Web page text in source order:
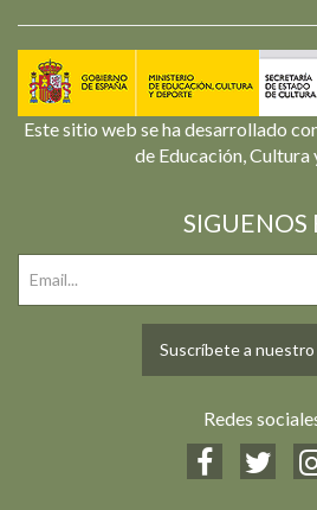
Este sitio web se ha desarrollado
de Educación,
SIGUENOS
Suscríbete a
Redes